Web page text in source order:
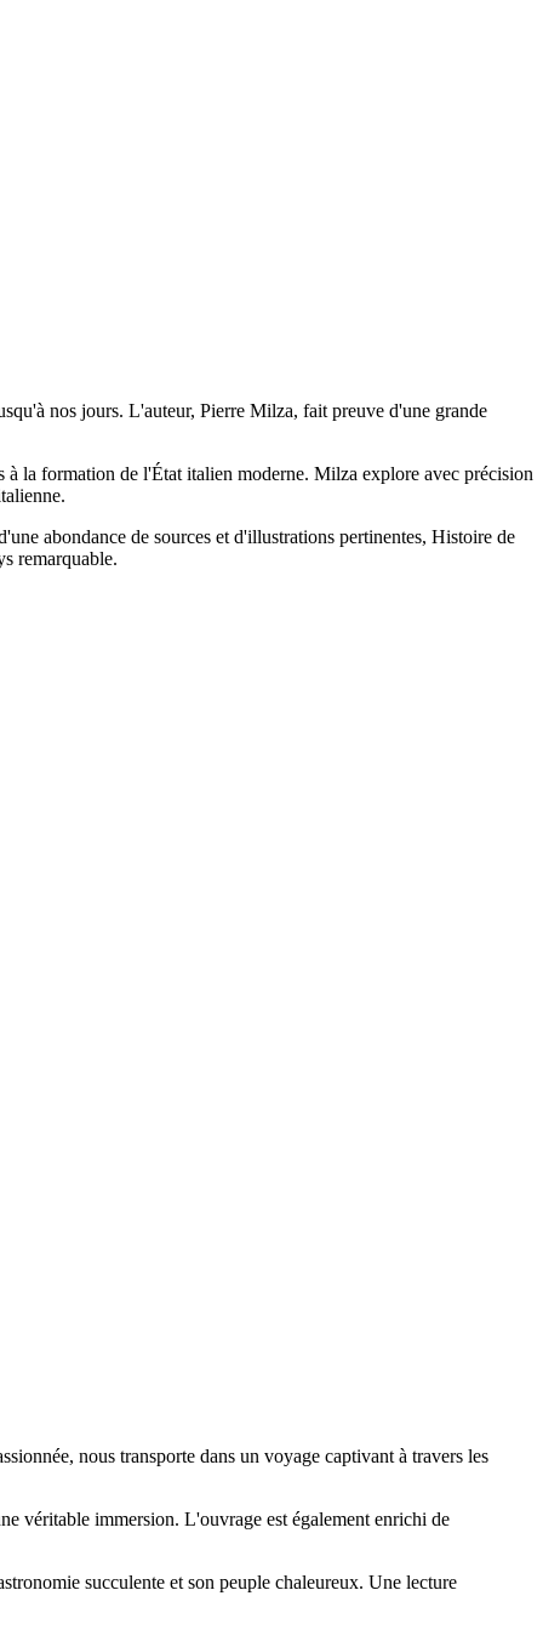
nos jours. L'auteur, Pierre Milza, fait preuve d'une grande
la formation de l'État italien moderne. Milza explore avec précision
abondance de sources et d'illustrations pertinentes, Histoire de
remarquable.
nous transporte dans un voyage captivant à travers les
véritable immersion. L'ouvrage est également enrichi de
succulente et son peuple chaleureux. Une lecture